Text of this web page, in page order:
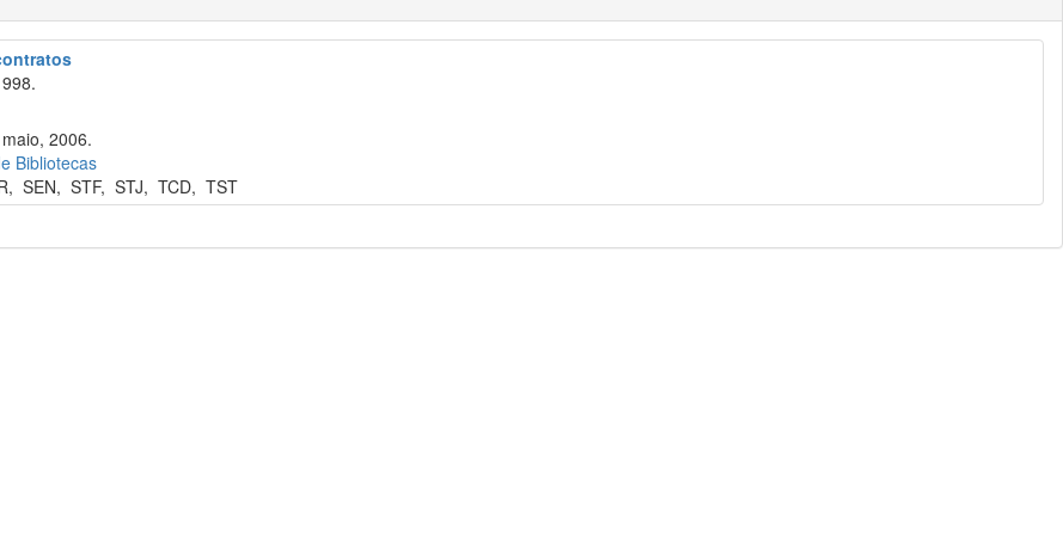
2006.
Bibliotecas
,SEN,STF,STJ,TCD,TST